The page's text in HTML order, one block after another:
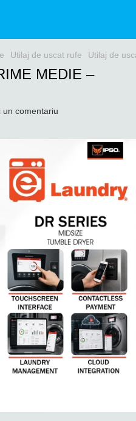
Utilaj de uscat rufe Utilaj de
MEDIE –
un comentariu